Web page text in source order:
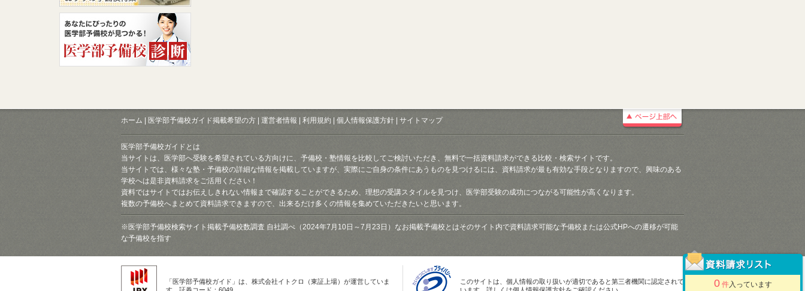
0 件入っています
ホーム 医学部予備校ガイド掲載希望の方 運営者情報 利用規約 個人情報保護方針 サイトマップ
医学部予備校ガイドとは
当サイトは、医学部へ受験を希望されている方向けに、予備校・塾情報を比較してご検討いただき、無料で一括資料請求ができる比較・検索サイトです。
当サイトでは、様々な塾・予備校の詳細な情報を掲載していますが、実際にご自身の条件にあうものを見つけるには、資料請求が最も有効な手段となりますので、興味のある
学校へは是非資料請求をご活用ください！
資料ではサイトではお伝えしきれない情報まで確認することができるため、理想の受講スタイルを見つけ、医学部受験の成功につながる可能性が高くなります。
複数の予備校へまとめて資料請求できますので、出来るだけ多くの情報を集めていただきたいと思います。
※医学部予備校検索サイト掲載予備校数調査 自社調べ（2024年7月10日～7月23日）なお掲載予備校とはそのサイト内で資料請求可能な予備校または公式HPへの遷移が可能
な予備校を指す
「医学部予備校ガイド」は、株式会社イトクロ（東証上場）が運営していま
す。証券コード：6049
このサイトは、個人情報の取り扱いが適切であると第三者機関に認定されて
います。詳しくは個人情報保護方針をご確認ください。